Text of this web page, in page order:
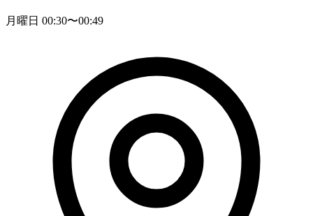
月曜日 00:30〜00:49